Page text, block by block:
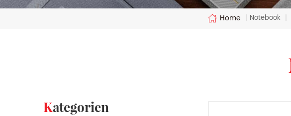
Home | Notebook |
Kategorien